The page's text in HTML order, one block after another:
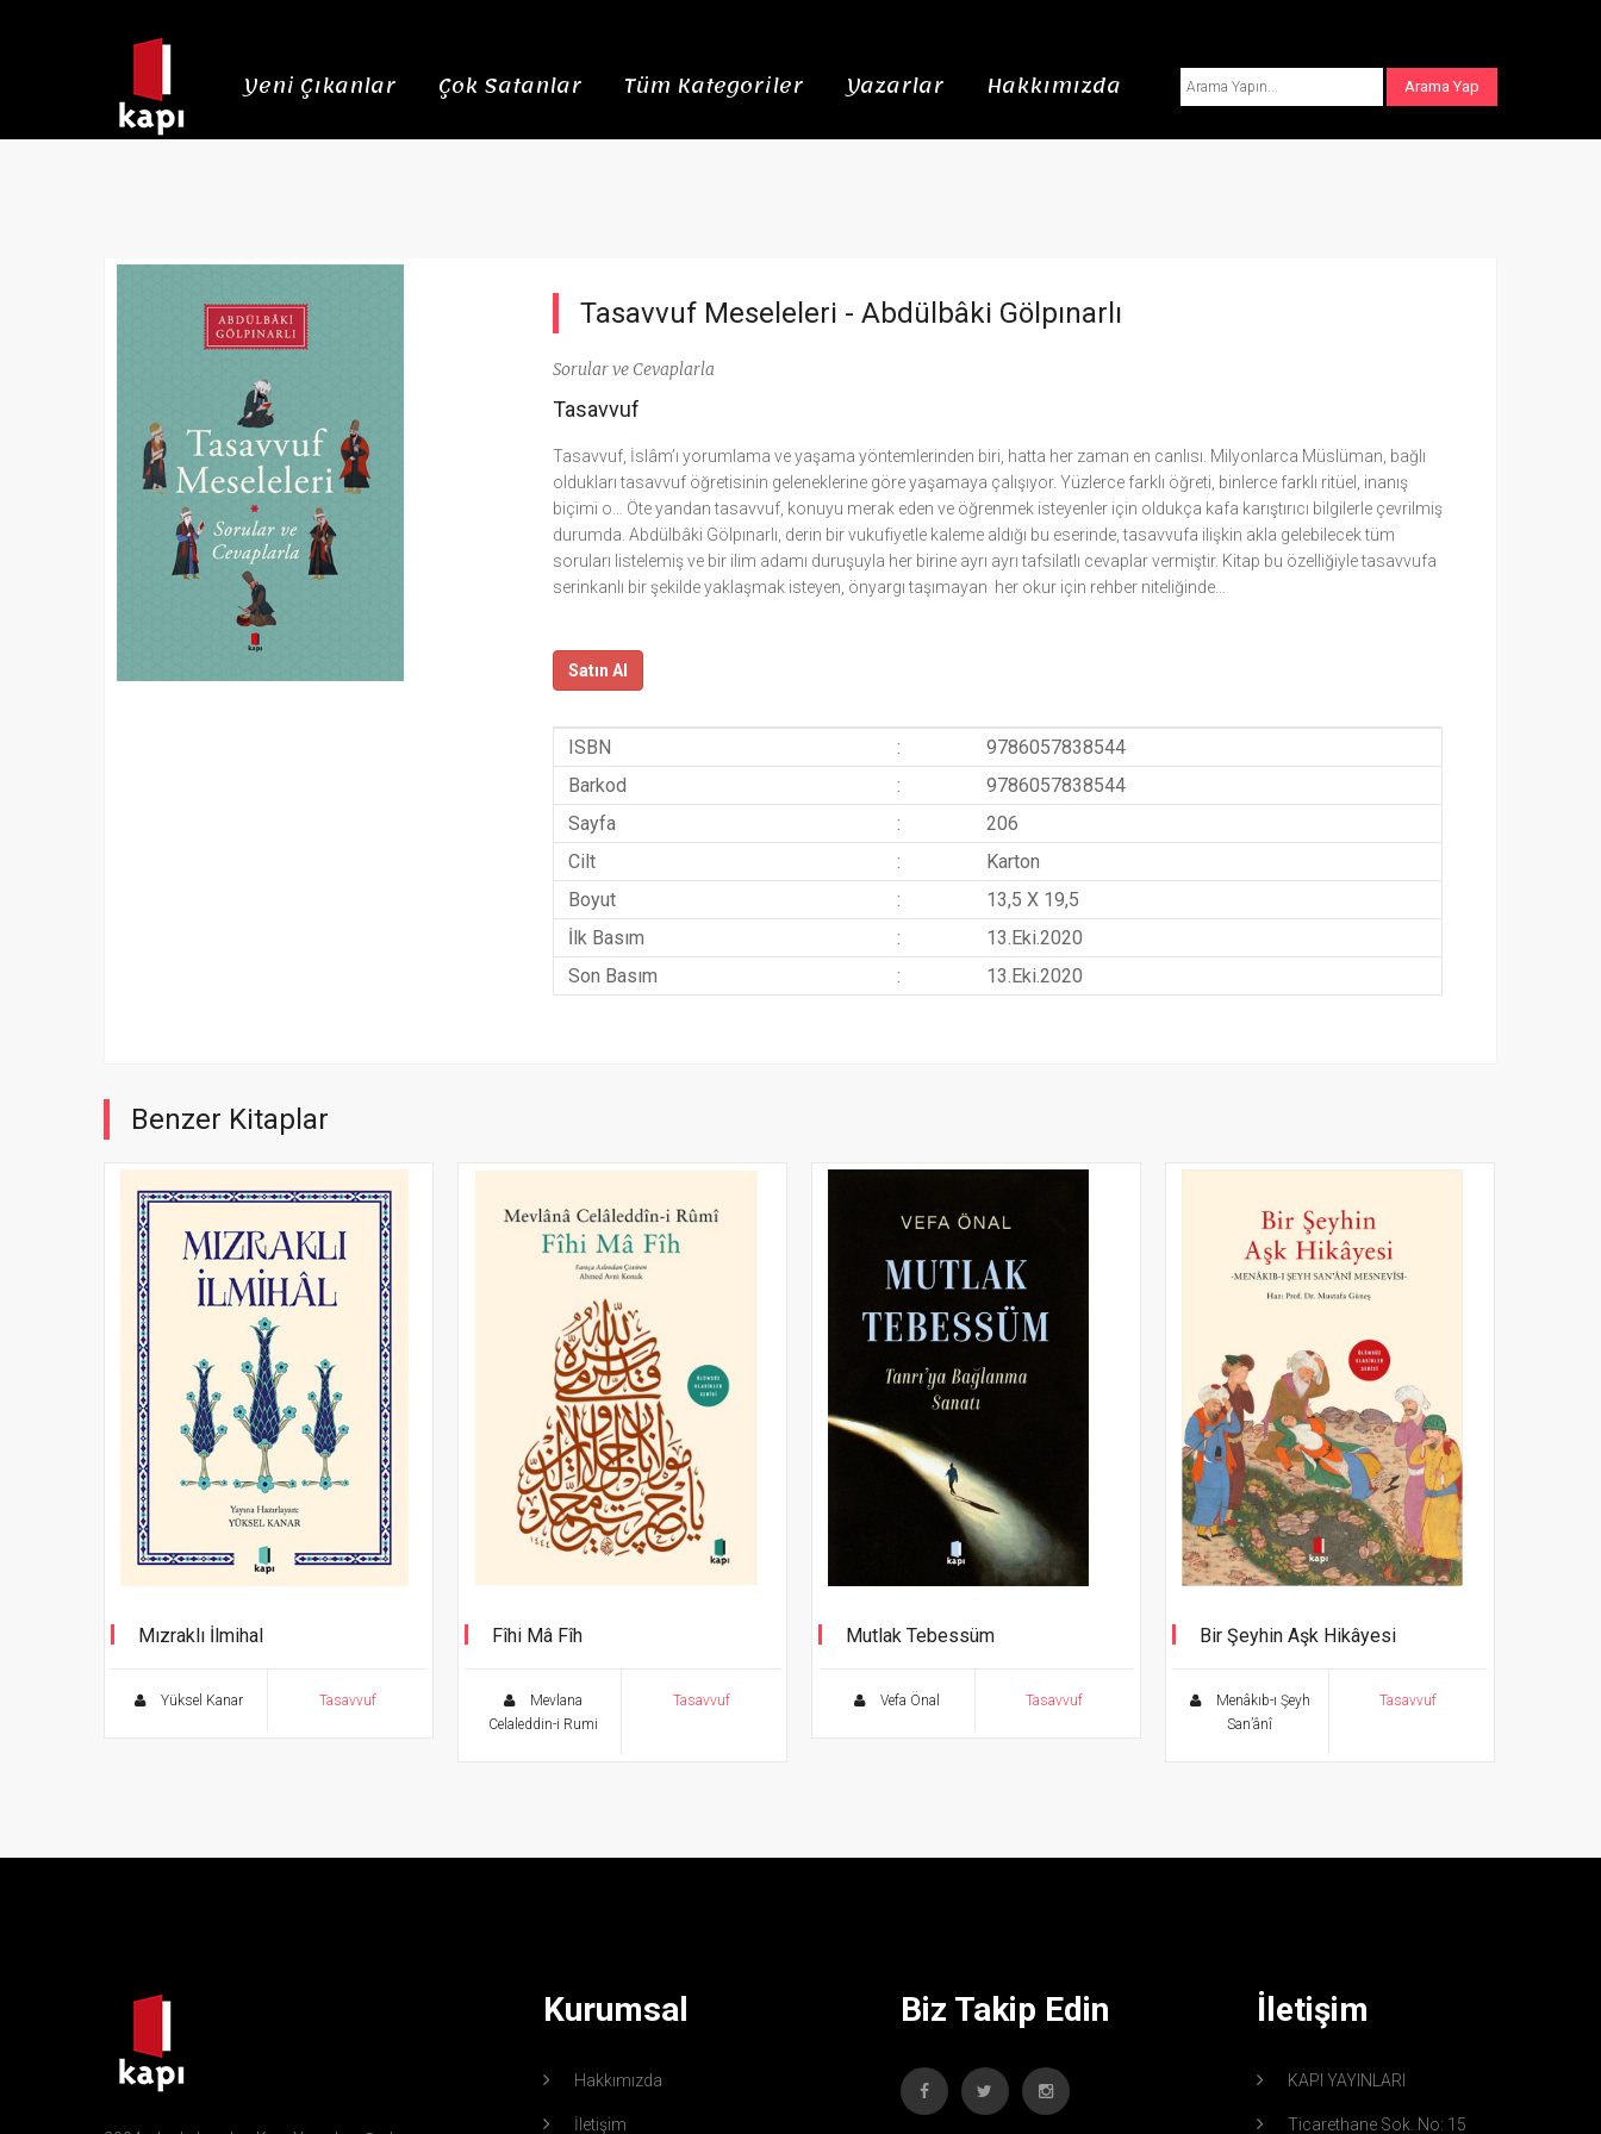
Yeni Çıkanlar Çok Satanlar Tüm Kategoriler Yazarlar Hakkımızda
Tasavvuf Meseleleri - Abdülbâki Gölpınarlı
Sorular ve Cevaplarla
Tasavvuf
Tasavvuf, İslâm’ı yorumlama ve yaşama yöntemlerinden biri, hatta her zaman en canlısı. Milyonlarca Müslüman, bağlı
oldukları tasavvuf öğretisinin geleneklerine göre yaşamaya çalışıyor. Yüzlerce farklı öğreti, binlerce farklı ritüel, inanış
biçimi o… Öte yandan tasavvuf, konuyu merak eden ve öğrenmek isteyenler için oldukça kafa karıştırıcı bilgilerle çevrilmiş
durumda. Abdülbâki Gölpınarlı, derin bir vukufiyetle kaleme aldığı bu eserinde, tasavvufa ilişkin akla gelebilecek tüm
soruları listelemiş ve bir ilim adamı duruşuyla her birine ayrı ayrı tafsilatlı cevaplar vermiştir. Kitap bu özelliğiyle tasavvufa
serinkanlı bir şekilde yaklaşmak isteyen, önyargı taşımayan her okur için rehber niteliğinde…
Satın Al
ISBN :
9786057838544
Barkod
:
9786057838544
Sayfa
:
206
Cilt
:
Karton
Boyut
:
13,5 X 19,5
İlk Basım
:
13.Eki.2020
Son Basım
: 13.Eki.2020
Benzer Kitaplar
Mızraklı İlmihal
Yüksel Kanar Tasavvuf
Fîhi Mâ Fîh
Mevlana
Celaleddin-i Rumi
Tasavvuf
Mutlak Tebessüm
Vefa Önal Tasavvuf
Bir Şeyhin Aşk Hikâyesi
Menâkıb-ı Şeyh
San’ânî
Tasavvuf
Kurumsal
Hakkımızda
İletişim
Biz Takip Edin İletişim
KAPI YAYINLARI
Ticarethane Sok. No: 15